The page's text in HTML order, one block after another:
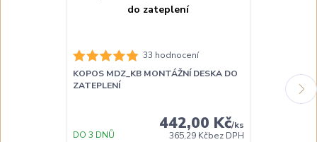
33 hodnocení
KOPOS MDZ_KB MONTÁŽNÍ DESKA DO
ZATEPLENÍ
442,00 Kč/ks
365,29 Kčbez DPH
DO 3 DNŮ
KOPOS KEZ-